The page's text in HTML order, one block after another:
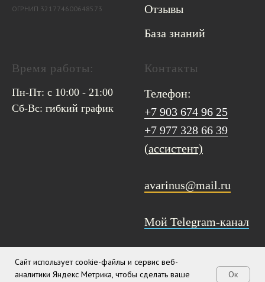
Сайт использует cookie-файлы и сервис веб-
аналитики Яндекс Метрика, чтобы сделать ваше
Ок
ОГРНИП 321774600648573
Отзывы
База знаний
Время работы:
Пн-Пт: с 10:00 - 21:00
Сб-Вс: гибкий график
Контакты
Телефон:
+7 903 674 96 25
+7 977 328 66 39
(ассистент)
avarinus@mail.ru
Мой Telegram-канал